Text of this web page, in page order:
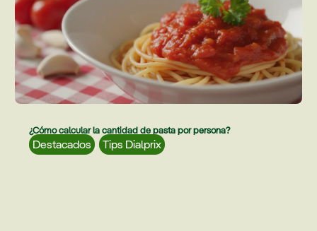
¿Cómo calcular la cantidad de pasta por persona?
Destacados , Tips Dialprix